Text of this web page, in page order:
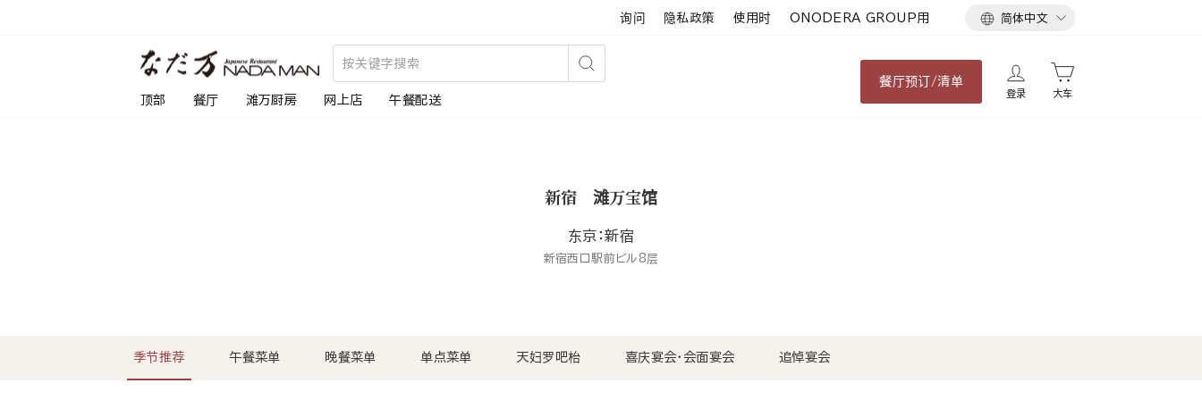
询问 隐私政策 使用时 ONODERA GROUP用
语
简体中文
搜
顶部 餐厅 滩万厨房 网上店 午餐配送
餐厅预订/清单
登录 大车
新宿 滩万宝馆
东京：新宿
新宿西口駅前ビル8层
季节推荐 午餐菜单 晚餐菜单 单点菜单 天妇罗吧枱 喜庆宴会・会面宴会 追悼宴会